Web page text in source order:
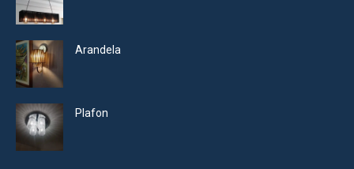
Arandela
Plafon